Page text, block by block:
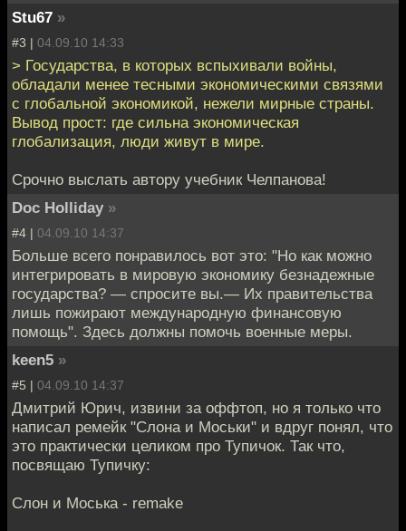
Stu67 »
#3 | 04.09.10 14:33
> Государства, в которых вспыхивали войны,
обладали менее тесными экономическими связями
с глобальной экономикой, нежели мирные страны.
Вывод прост: где сильна экономическая
глобализация, люди живут в мире.
Срочно выслать автору учебник Челпанова!
Doc Holliday »
#4 | 04.09.10 14:37
Больше всего понравилось вот это: "Но как можно
интегрировать в мировую экономику безнадежные
государства? — спросите вы.— Их правительства
лишь пожирают международную финансовую
помощь". Здесь должны помочь военные меры.
keen5 »
#5 | 04.09.10 14:37
Дмитрий Юрич, извини за оффтоп, но я только что
написал ремейк "Слона и Моськи" и вдруг понял, что
это практически целиком про Тупичок. Так что,
посвящаю Тупичку:
Слон и Моська - remake